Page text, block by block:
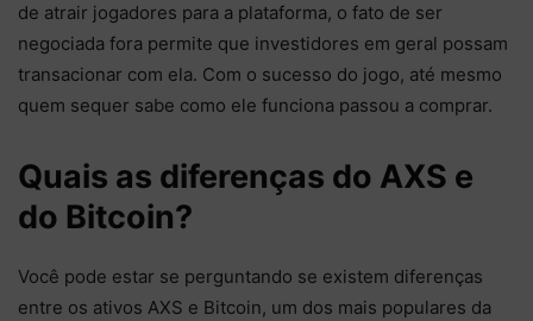
de atrair jogadores para a plataforma, o fato de ser
negociada fora permite que investidores em geral possam
transacionar com ela. Com o sucesso do jogo, até mesmo
quem sequer sabe como ele funciona passou a comprar.
Quais as diferenças do AXS e
do Bitcoin?
Você pode estar se perguntando se existem diferenças
entre os ativos AXS e Bitcoin, um dos mais populares da